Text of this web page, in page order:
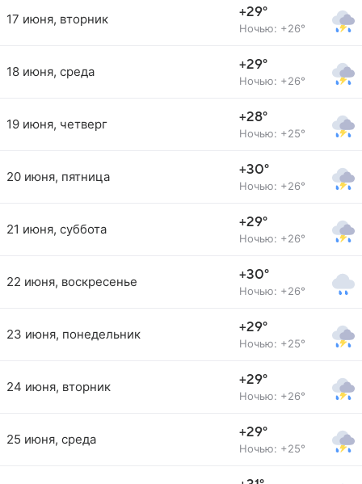
17 июня, вторник +29°
Ночью: +26°
18 июня, среда +29°
Ночью: +26°
19 июня, четверг +28°
Ночью: +25°
20 июня, пятница +30°
Ночью: +26°
21 июня, суббота +29°
Ночью: +26°
22 июня, воскресенье +30°
Ночью: +26°
23 июня, понедельник +29°
Ночью: +25°
24 июня, вторник +29°
Ночью: +26°
25 июня, среда +29°
Ночью: +25°